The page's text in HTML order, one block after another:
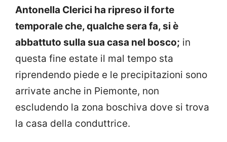
Antonella Clerici ha ripreso il forte
temporale che, qualche sera fa, si è
abbattuto sulla sua casa nel bosco; in
questa fine estate il mal tempo sta
riprendendo piede e le precipitazioni sono
arrivate anche in Piemonte, non
escludendo la zona boschiva dove si trova
la casa della conduttrice.